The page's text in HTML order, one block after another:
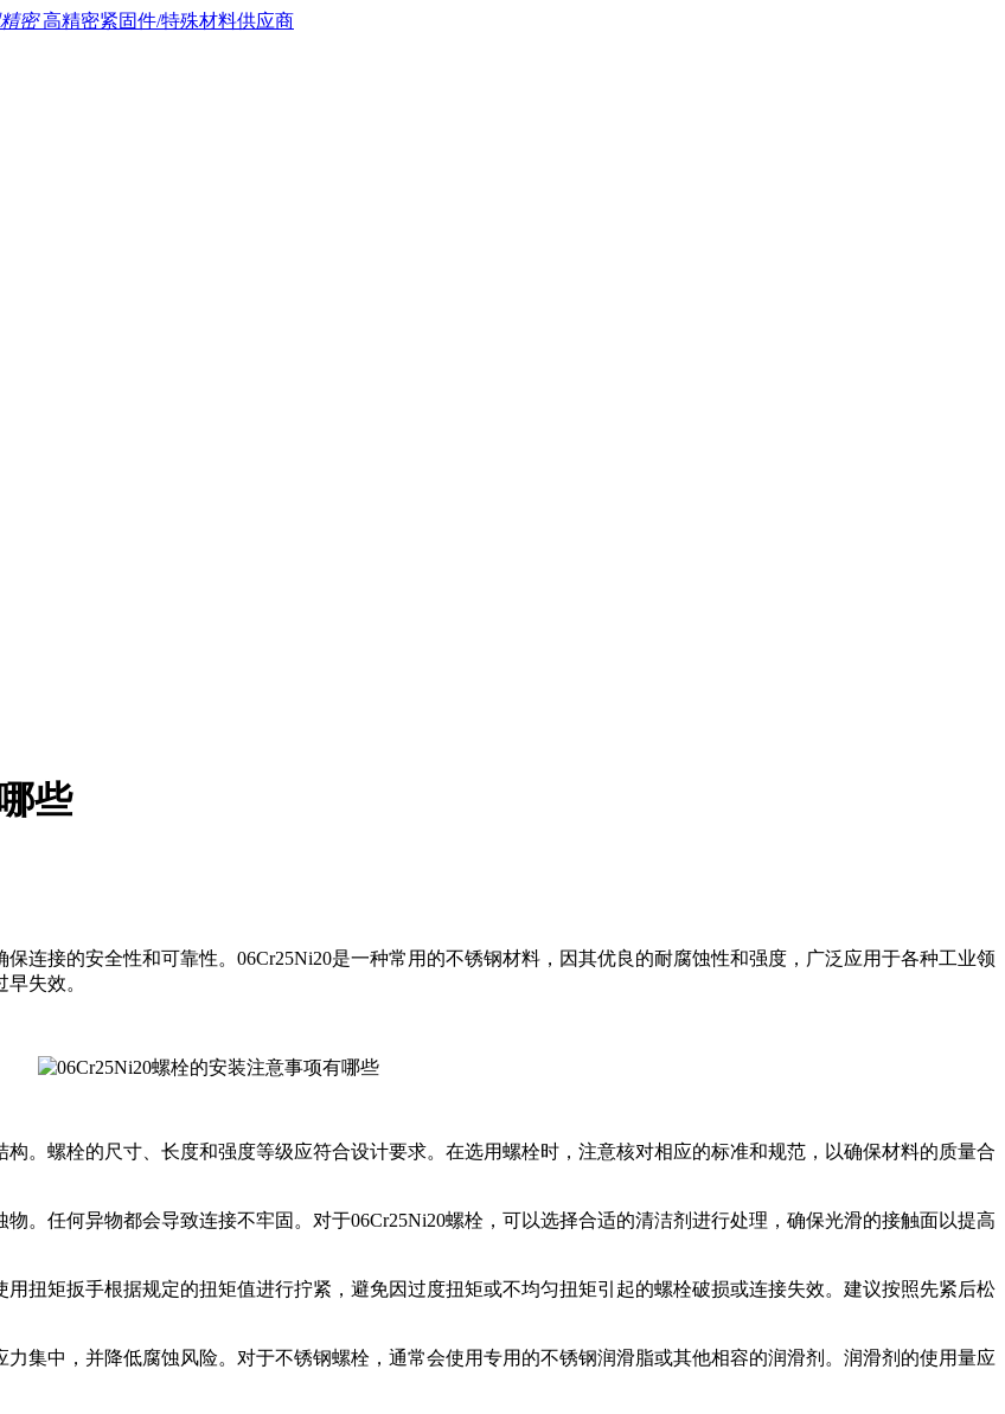
密高精密紧固件/特殊材料供应商
些
连接的安全性和可靠性。06Cr25Ni20是一种常用的不锈钢材料，因其优良的耐腐蚀性和强度，广泛应用于各种工业领
失效。
。螺栓的尺寸、长度和强度等级应符合设计要求。在选用螺栓时，注意核对相应的标准和规范，以确保材料的质量合
。任何异物都会导致连接不牢固。对于06Cr25Ni20螺栓，可以选择合适的清洁剂进行处理，确保光滑的接触面以提高
扭矩扳手根据规定的扭矩值进行拧紧，避免因过度扭矩或不均匀扭矩引起的螺栓破损或连接失效。建议按照先紧后松
集中，并降低腐蚀风险。对于不锈钢螺栓，通常会使用专用的不锈钢润滑脂或其他相容的润滑剂。润滑剂的使用量应